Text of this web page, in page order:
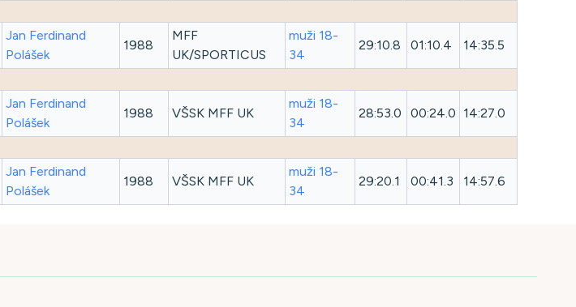
Jan Ferdinand
Polášek
1988
MFF
UK/SPORTICUS
muži 18-
34
29:10.8 01:10.4 14:35.5
Jan Ferdinand
Polášek
1988 VŠSK MFF UK
muži 18-
34
28:53.0 00:24.0 14:27.0
Jan Ferdinand
Polášek
1988 VŠSK MFF UK
muži 18-
34
29:20.1 00:41.3 14:57.6